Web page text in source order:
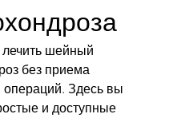
лечить шейный
без приема
операций. Здесь вы
и доступные